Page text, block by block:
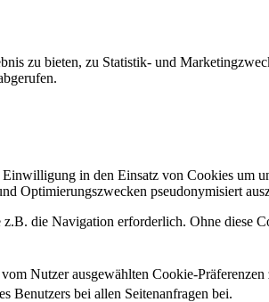
zu bieten, zu Statistik- und
in den Einsatz von Cookies um
Optimierungszwecken pseudonymisiert
die Navigation erforderlich. Ohne diese
Nutzer ausgewählten Cookie-Präferenzen
Benutzers bei allen Seitenanfragen bei.